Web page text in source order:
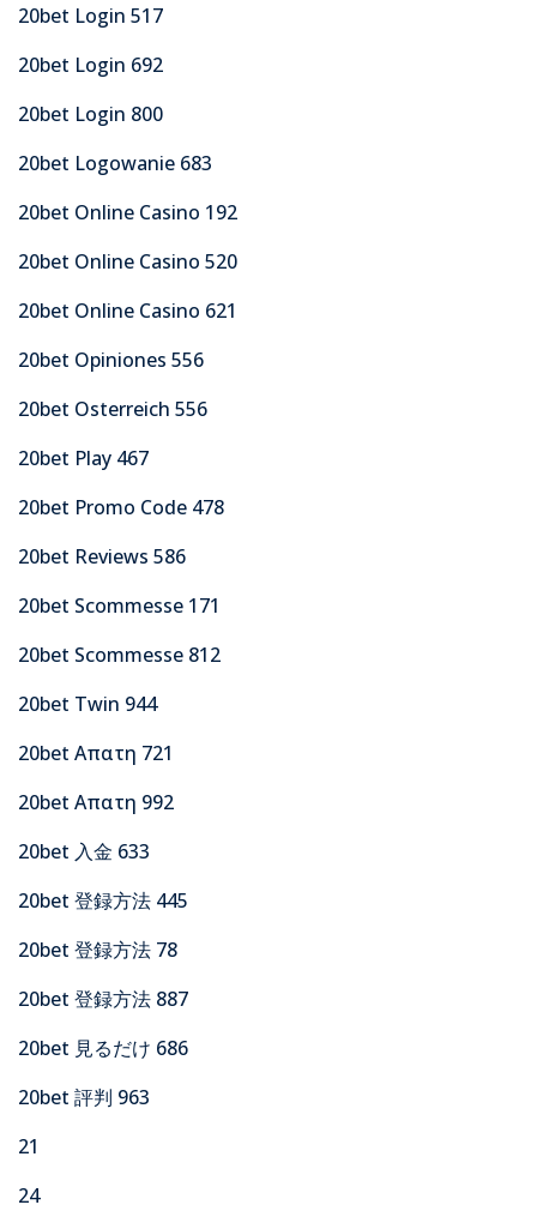
20bet Login 517
20bet Login 692
20bet Login 800
20bet Logowanie 683
20bet Online Casino 192
20bet Online Casino 520
20bet Online Casino 621
20bet Opiniones 556
20bet Osterreich 556
20bet Play 467
20bet Promo Code 478
20bet Reviews 586
20bet Scommesse 171
20bet Scommesse 812
20bet Twin 944
20bet Απατη 721
20bet Απατη 992
20bet 入金 633
20bet 登録方法 445
20bet 登録方法 78
20bet 登録方法 887
20bet 見るだけ 686
20bet 評判 963
21
24